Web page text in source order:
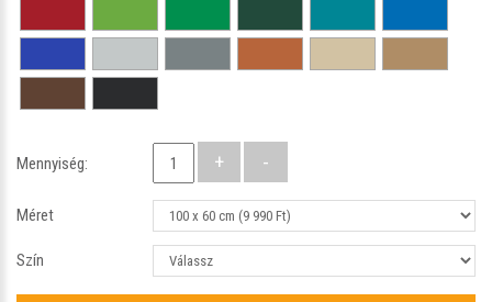
Mennyiség:
Méret
Szín